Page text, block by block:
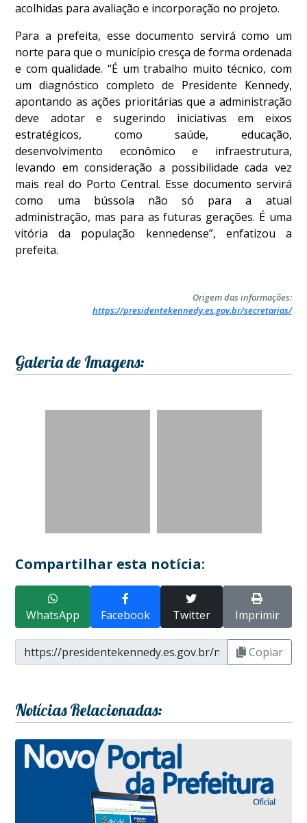
acolhidas para avaliação e incorporação no projeto.
Para a prefeita, esse documento servirá como um
norte para que o município cresça de forma ordenada
e com qualidade. “É um trabalho muito técnico, com
um diagnóstico completo de Presidente Kennedy,
apontando as ações prioritárias que a administração
deve adotar e sugerindo iniciativas em eixos
estratégicos, como saúde, educação,
desenvolvimento econômico e infraestrutura,
levando em consideração a possibilidade cada vez
mais real do Porto Central. Esse documento servirá
como uma bússola não só para a atual
administração, mas para as futuras gerações. É uma
vitória da população kennedense”, enfatizou a
prefeita.
Origem das informações:
https://presidentekennedy.es.gov.br/secretarias/
Galeria de Imagens:
Compartilhar esta notícia:
WhatsApp Facebook Twitter Imprimir
Copiar
Notícias Relacionadas: